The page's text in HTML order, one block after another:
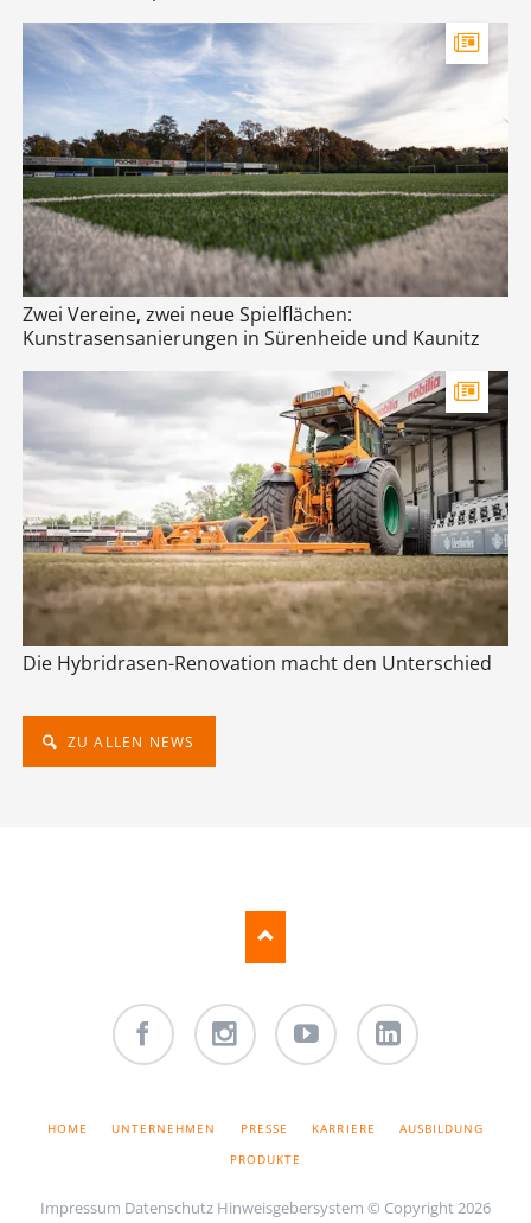
Zwei Vereine, zwei neue Spielflächen:
Kunstrasensanierungen in Sürenheide und Kaunitz
Die Hybridrasen-Renovation macht den Unterschied
ZU ALLEN NEWS
NAVIGATION
HOME UNTERNEHMEN PRESSE KARRIERE
AUSBILDUNG
PRODUKTE
Impressum Datenschutz Hinweisgebersystem © Copyright 2026